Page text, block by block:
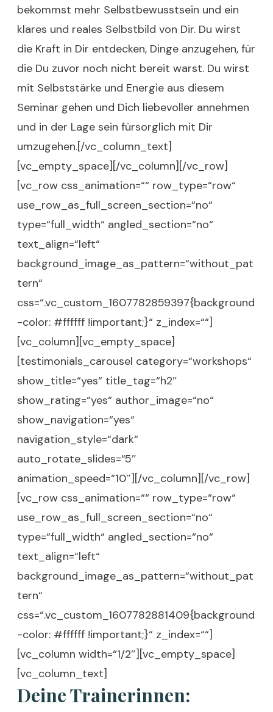
bekommst mehr Selbstbewusstsein und ein
klares und reales Selbstbild von Dir. Du wirst
die Kraft in Dir entdecken, Dinge anzugehen, für
die Du zuvor noch nicht bereit warst. Du wirst
mit Selbststärke und Energie aus diesem
Seminar gehen und Dich liebevoller annehmen
und in der Lage sein fürsorglich mit Dir
umzugehen.[/vc_column_text]
[vc_empty_space][/vc_column][/vc_row]
[vc_row css_animation=““ row_type=“row“
use_row_as_full_screen_section=“no“
type=“full_width“ angled_section=“no“
text_align=“left“
background_image_as_pattern=“without_pat
tern“
css=“.vc_custom_1607782859397{background
-color: #ffffff !important;}“ z_index=““]
[vc_column][vc_empty_space]
[testimonials_carousel category=“workshops“
show_title=“yes“ title_tag=“h2″
show_rating=“yes“ author_image=“no“
show_navigation=“yes“
navigation_style=“dark“
auto_rotate_slides=“5″
animation_speed=“10″][/vc_column][/vc_row]
[vc_row css_animation=““ row_type=“row“
use_row_as_full_screen_section=“no“
type=“full_width“ angled_section=“no“
text_align=“left“
background_image_as_pattern=“without_pat
tern“
css=“.vc_custom_1607782881409{background
-color: #ffffff !important;}“ z_index=““]
[vc_column width=“1/2″][vc_empty_space]
[vc_column_text]
Deine Trainerinnen: